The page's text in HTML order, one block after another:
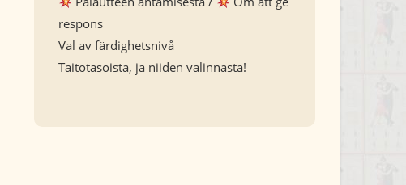
respons
Val av färdighetsnivå
Taitotasoista, ja niiden valinnasta!